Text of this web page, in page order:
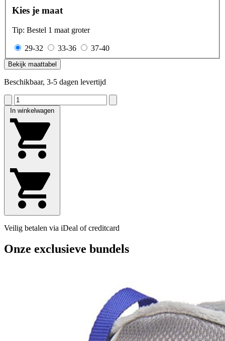
Kies je maat
Tip: Bestel 1 maat groter
29-32 33-36 37-40
Bekijk maattabel
Beschikbaar, 3-5 dagen levertijd
In winkelwagen
Veilig betalen via iDeal of creditcard
Onze exclusieve bundels